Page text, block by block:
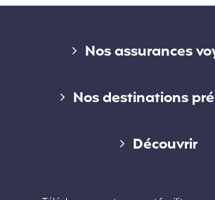
Nos assurances
Assurance voyage courte
Nos destinations
Assurance voyage en
Découvrir